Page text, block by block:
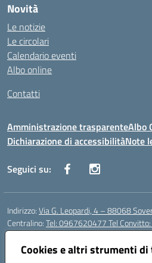
Cookies e altri strumenti di
Novità
Le notizie
Le circolari
Calendario eventi
Albo online
Contatti
Amministrazione trasparenteAlbo
Dichiarazione di accessibilitàNote
Seguici su:
Indirizzo:Via G. Leopardi, 4 – 88068
Centralino:Tel: 0967620477 Tel
Email:
Posta elettronica certificata (PEC):